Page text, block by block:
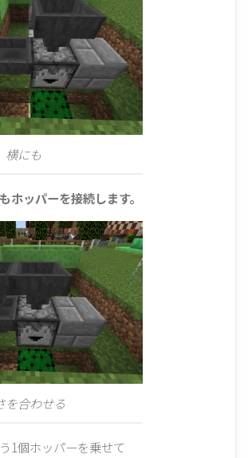
横にも
ホッパーを接続します。
を合わせる
1個ホッパーを乗せて